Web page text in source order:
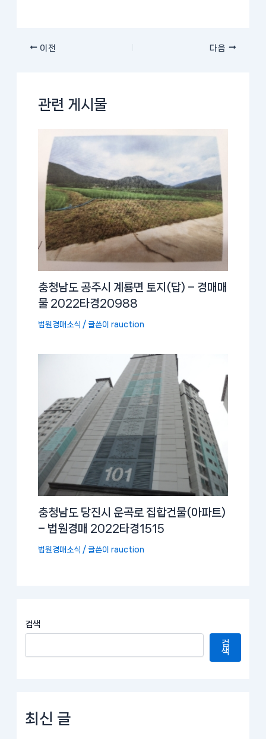
검색
검
색
최신 글
이전 다음
관련 게시물
충청남도 공주시 계룡면 토지(답) – 경매매
물 2022타경20988
법원경매소식 / 글쓴이rauction
충청남도 당진시 운곡로 집합건물(아파트)
– 법원경매 2022타경1515
법원경매소식 / 글쓴이rauction